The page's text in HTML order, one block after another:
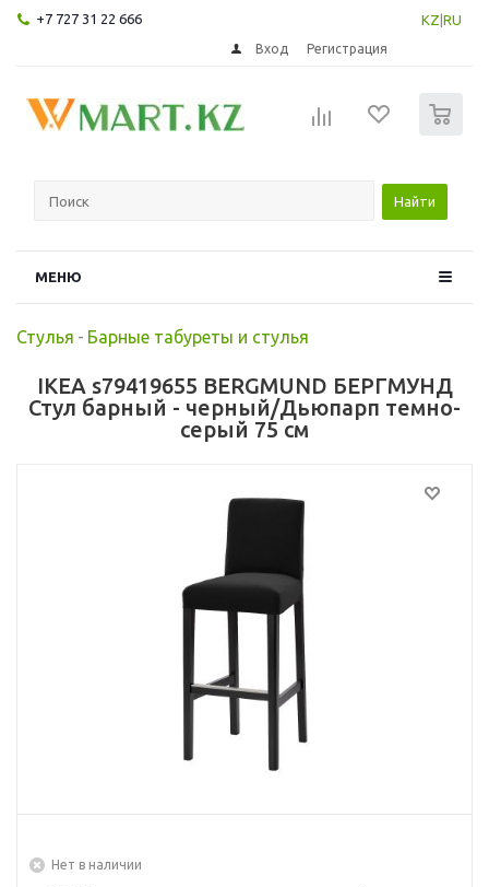
+7 727 31 22 666 KZ RU
Вход Регистрация
Найти
МЕНЮ
Стулья - Барные табуреты и стулья
IKEA s79419655 BERGMUND БЕРГМУНД
Стул барный - черный/Дьюпарп темно-
серый 75 см
Нет в наличии